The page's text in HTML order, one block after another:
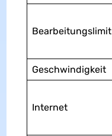
Bearbeitungslimit
Geschwindigkeit
Internet